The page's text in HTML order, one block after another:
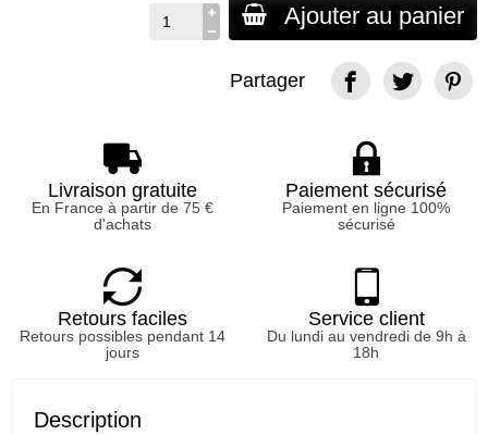
Ajouter au panier
Partager
Livraison gratuite
En France à partir de 75 €
d'achats
Paiement sécurisé
Paiement en ligne 100%
sécurisé
Retours faciles
Retours possibles pendant 14
jours
Service client
Du lundi au vendredi de 9h à
18h
Description